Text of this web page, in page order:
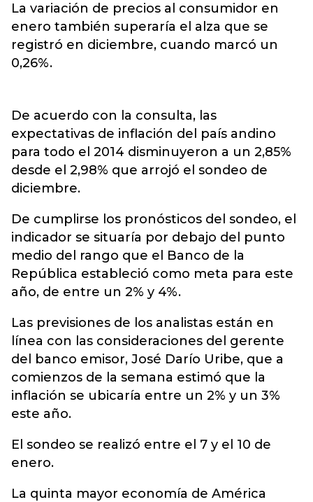
La variación de precios al consumidor en
enero también superaría el alza que se
registró en diciembre, cuando marcó un
0,26%.
De acuerdo con la consulta, las
expectativas de inflación del país andino
para todo el 2014 disminuyeron a un 2,85%
desde el 2,98% que arrojó el sondeo de
diciembre.
De cumplirse los pronósticos del sondeo, el
indicador se situaría por debajo del punto
medio del rango que el Banco de la
República estableció como meta para este
año, de entre un 2% y 4%.
Las previsiones de los analistas están en
línea con las consideraciones del gerente
del banco emisor, José Darío Uribe, que a
comienzos de la semana estimó que la
inflación se ubicaría entre un 2% y un 3%
este año.
El sondeo se realizó entre el 7 y el 10 de
enero.
La quinta mayor economía de América